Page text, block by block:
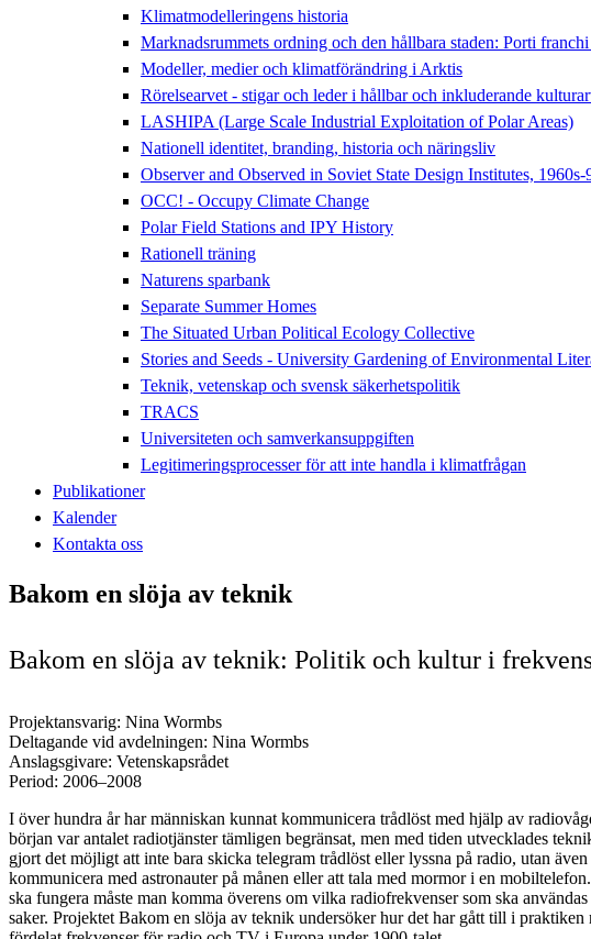
Klimatmodelleringens historia
Marknadsrummets ordning och den hållbara staden: Porti
Modeller, medier och klimatförändring i Arktis
Rörelsearvet - stigar och leder i hållbar och inkluderande
LASHIPA (Large Scale Industrial Exploitation of Polar Areas)
Nationell identitet, branding, historia och näringsliv
Observer and Observed in Soviet State Design Institutes, 1960s-
OCC! - Occupy Climate Change
Polar Field Stations and IPY History
Rationell träning
Naturens sparbank
Separate Summer Homes
The Situated Urban Political Ecology Collective
Stories and Seeds - University Gardening of Environmental
Teknik, vetenskap och svensk säkerhetspolitik
TRACS
Universiteten och samverkansuppgiften
Legitimeringsprocesser för att inte handla i klimatfrågan
Publikationer
Kalender
Kontakta oss
Bakom en slöja av teknik
Bakom en slöja av teknik: Politik och kultur i
Projektansvarig: Nina Wormbs
Deltagande vid avdelningen: Nina Wormbs
Anslagsgivare: Vetenskapsrådet
Period: 2006–2008
I över hundra år har människan kunnat kommunicera trådlöst med hjälp av
början var antalet radiotjänster tämligen begränsat, men med tiden utvecklades
gjort det möjligt att inte bara skicka telegram trådlöst eller lyssna på radio, utan även
kommunicera med astronauter på månen eller att tala med mormor i en
ska fungera måste man komma överens om vilka radiofrekvenser som ska
saker. Projektet Bakom en slöja av teknik undersöker hur det har gått till i praktiken